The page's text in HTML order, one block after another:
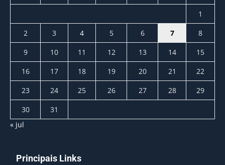
1
2
3 4 5 6 7
8
9
10 11 12 13 14
15
16
17 18 19 20 21
22
23
24 25 26 27 28
29
30
31
« jul
Principais Links